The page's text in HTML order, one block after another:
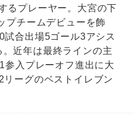
るプレーヤー。大宮の下
プチームデビューを飾
試合出場5ゴール3アシス
。近年は最終ラインの主
参入プレーオフ進出に大
ーグのベストイレブン